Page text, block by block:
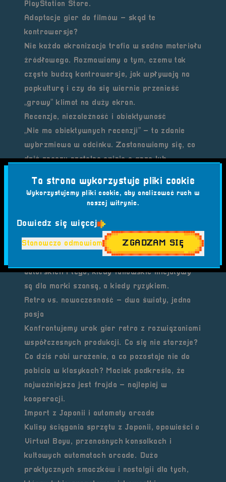
PlayStation Store.
Adaptacje gier do filmów – skąd te
kontrowersje?
Nie każda ekranizacja trafia w sedno materiału
źródłowego. Rozmawiamy o tym, czemu tak
często budzą kontrowersje, jak wpływają na
popkulturę i czy da się wiernie przenieść
„growy” klimat na duży ekran.
Recenzje, niezależność i obiektywność
„Nie ma obiektywnych recenzji” – to zdanie
wybrzmiewa w odcinku. Zastanawiamy się, co
dziś znaczy rzetelna opinia o grze lub
jaką rolę odgrywają testy długoterminowe.
Lokalizacje Nintendo i fanowskie produkcje
temat. Mówimy o tym, jak przekład wpływa na
odbiór tytułów, gdzie są braki, a gdzie widać
postęp. Dotykamy też problemów praw
autorskich i tego, kiedy fanowskie inicjatywy
są dla marki szansą, a kiedy ryzykiem.
Retro vs. nowoczesność – dwa światy, jedna
pasja
Konfrontujemy urok gier retro z rozwiązaniami
współczesnych produkcji. Co się nie starzeje?
Co dziś robi wrażenie, a co pozostaje nie do
pobicia w klasykach? Maciek podkreśla, że
najważniejsza jest frajda – najlepiej w
kooperacji.
Import z Japonii i automaty arcade
Kulisy ściągania sprzętu z Japonii, opowieści o
Virtual Boyu, przenośnych konsolkach i
kultowych automatach arcade. Dużo
praktycznych smaczków i nostalgii dla tych,
Ta strona wykorzystuje pliki cookie
Wykorzystujemy pliki cookie, aby analizować ruch w
naszej witrynie.
Dowiedz się więcej
Stanowczo odmawiam ZGADZAM SIĘ